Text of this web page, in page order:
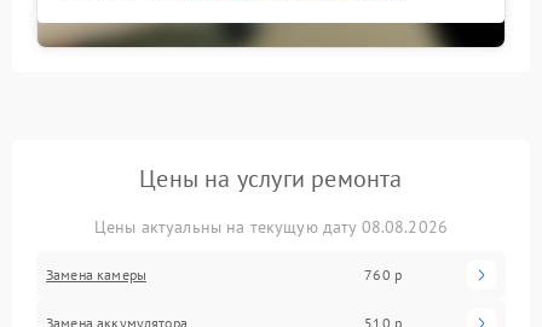
Цены на услуги ремонта
Цены актуальны на текущую дату 08.08.2026
Замена камеры 760 р
Замена аккумулятора 510 р